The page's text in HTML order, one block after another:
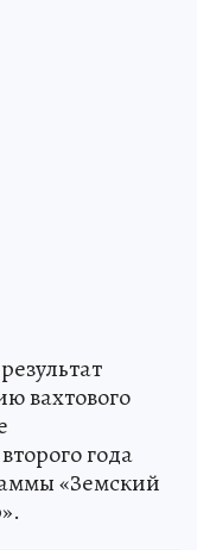
вахтового
года
«Земский